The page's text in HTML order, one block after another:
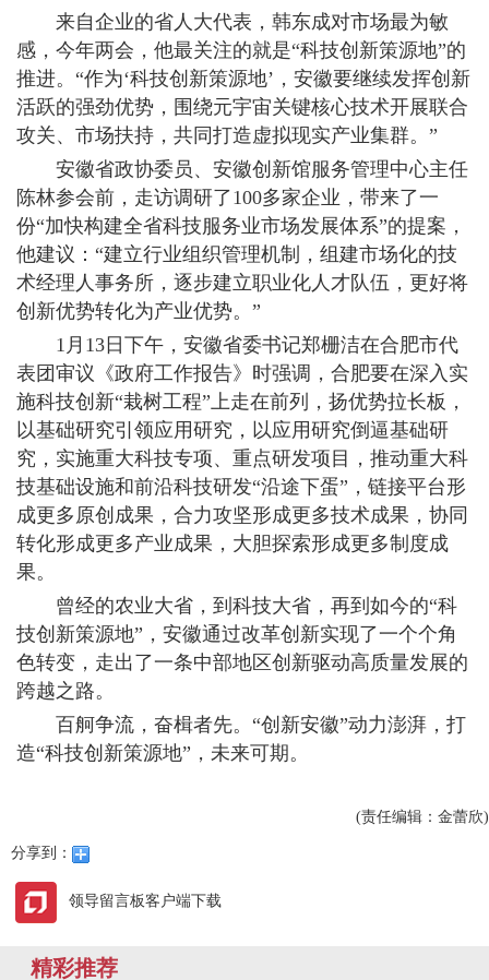
来自企业的省人大代表，韩东成对市场最为敏
感，今年两会，他最关注的就是“科技创新策源地”的
推进。“作为‘科技创新策源地’，安徽要继续发挥创新
活跃的强劲优势，围绕元宇宙关键核心技术开展联合
攻关、市场扶持，共同打造虚拟现实产业集群。”
安徽省政协委员、安徽创新馆服务管理中心主任
陈林参会前，走访调研了100多家企业，带来了一
份“加快构建全省科技服务业市场发展体系”的提案，
他建议：“建立行业组织管理机制，组建市场化的技
术经理人事务所，逐步建立职业化人才队伍，更好将
创新优势转化为产业优势。”
1月13日下午，安徽省委书记郑栅洁在合肥市代
表团审议《政府工作报告》时强调，合肥要在深入实
施科技创新“栽树工程”上走在前列，扬优势拉长板，
以基础研究引领应用研究，以应用研究倒逼基础研
究，实施重大科技专项、重点研发项目，推动重大科
技基础设施和前沿科技研发“沿途下蛋”，链接平台形
成更多原创成果，合力攻坚形成更多技术成果，协同
转化形成更多产业成果，大胆探索形成更多制度成
果。
曾经的农业大省，到科技大省，再到如今的“科
技创新策源地”，安徽通过改革创新实现了一个个角
色转变，走出了一条中部地区创新驱动高质量发展的
跨越之路。
百舸争流，奋楫者先。“创新安徽”动力澎湃，打
造“科技创新策源地”，未来可期。
(责任编辑：金蕾欣)
分享到：
领导留言板客户端下载
精彩推荐